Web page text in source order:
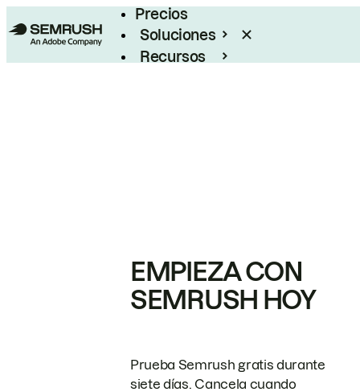
Precios
Soluciones
Recursos
EMPIEZA CON
SEMRUSH HOY
Prueba Semrush gratis durante
siete días. Cancela cuando